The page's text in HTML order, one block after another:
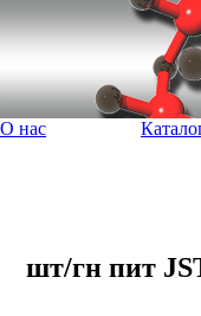
О нас
шт/гн пит